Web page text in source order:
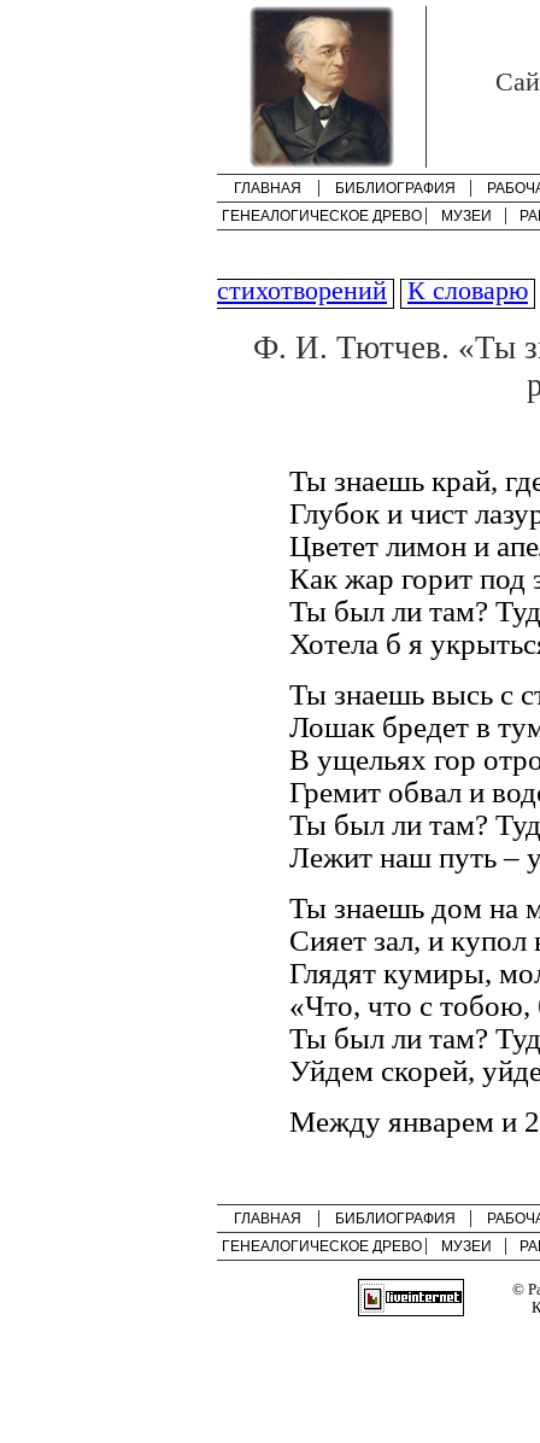
ГЛАВНАЯ БИБЛИОГРАФИЯ
ГЕНЕАЛОГИЧЕСКОЕ ДРЕВО
МУЗЕИ
стихотворений К словарю
Ф. И. Тютчев. «Ты
Ты знаешь край,
Глубок и чист
Цветет лимон и
Как жар горит под
Ты был ли там?
Хотела б я
Ты знаешь высь с
Лошак бредет в
В ущельях гор
Гремит обвал и
Ты был ли там?
Лежит наш путь –
Ты знаешь дом на
Сияет зал, и купол
Глядят кумиры,
«Что, что с тобою,
Ты был ли там?
Уйдем скорей,
Между январем и
ГЛАВНАЯ БИБЛИОГРАФИЯ
ГЕНЕАЛОГИЧЕСКОЕ ДРЕВО
МУЗЕИ
©